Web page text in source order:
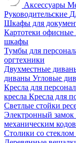
Аксессуары
Руководительские
Шкафы для
Картотеки офисные
шкафы
Тумбы для
оргтехники
Двухместные
диваны Угловые
Кресла для
кресла Кресла для
Светлые стойки
Электронный замок
механическим
Столики со стеклом